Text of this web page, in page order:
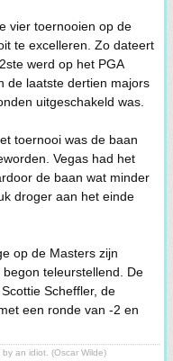
vier toernooien op de
te excelleren. Zo dateert
werd op het PGA
de laatste dertien majors
uitgeschakeld was.
toernooi was de baan
Vegas had het
de baan wat minder
droger aan het einde
op de Masters zijn
teleurstellend. De
Scheffler, de
een ronde van -2 en
an idiot. (Oscar Wilde)